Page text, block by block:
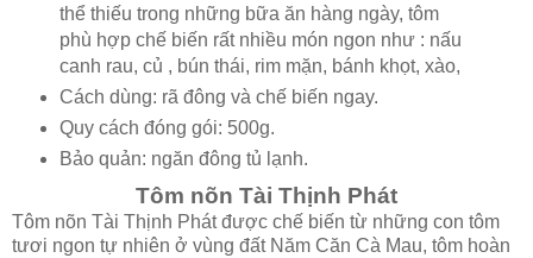
thể thiếu trong những bữa ăn hàng ngày, tôm
phù hợp chế biến rất nhiều món ngon như : nấu
canh rau, củ , bún thái, rim mặn, bánh khọt, xào,
Cách dùng: rã đông và chế biến ngay.
Quy cách đóng gói: 500g.
Bảo quản: ngăn đông tủ lạnh.
Tôm nõn Tài Thịnh Phát
Tôm nõn Tài Thịnh Phát được chế biến từ những con tôm
tươi ngon tự nhiên ở vùng đất Năm Căn Cà Mau, tôm hoàn